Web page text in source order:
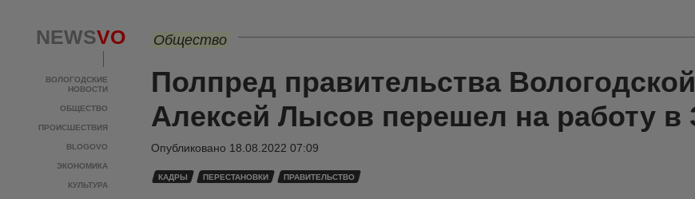
NEWSVO
ВОЛОГОДСКИЕ
НОВОСТИ
ОБЩЕСТВО
ПРОИСШЕСТВИЯ
BLOGOVO
ЭКОНОМИКА
КУЛЬТУРА
Общество
Полпред правительства
Алексей Лысов перешел на работу в
Опубликовано 18.08.2022 07:09
КАДРЫ ПЕРЕСТАНОВКИ ПРАВИТЕЛЬСТВО